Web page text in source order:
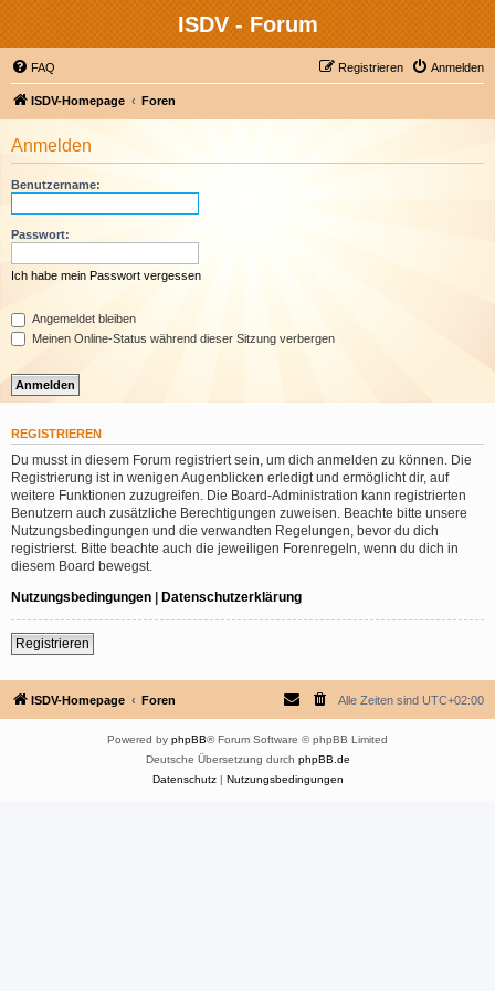
ISDV - Forum
FAQ Anmelden
Registrieren
ISDV-Homepage Foren
Anmelden
Benutzername:
Passwort:
Ich habe mein Passwort vergessen
Angemeldet bleiben
Meinen Online-Status während dieser Sitzung verbergen
REGISTRIEREN
Du musst in diesem Forum registriert sein, um dich anmelden zu können. Die
Registrierung ist in wenigen Augenblicken erledigt und ermöglicht dir, auf
weitere Funktionen zuzugreifen. Die Board-Administration kann registrierten
Benutzern auch zusätzliche Berechtigungen zuweisen. Beachte bitte unsere
Nutzungsbedingungen und die verwandten Regelungen, bevor du dich
registrierst. Bitte beachte auch die jeweiligen Forenregeln, wenn du dich in
diesem Board bewegst.
Nutzungsbedingungen | Datenschutzerklärung
Registrieren
ISDV-Homepage Foren Alle Zeiten sind UTC+02:00
Powered by phpBB® Forum Software © phpBB Limited
Deutsche Übersetzung durch phpBB.de
Datenschutz| Nutzungsbedingungen